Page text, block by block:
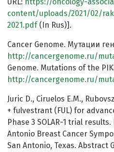
URL: https://oncology-
content/uploads/2021/02/
2021.pdf(In Rus)].
Cancer Genome. Мутации
http://cancergenome.ru/
Genome. Mutations of the
http://cancergenome.ru/
Juric D., Ciruelos E.M.,
+ fulvestrant (FUL) for
Phase 3 SOLAR-1 trial
Antonio Breast Cancer
San Antonio, Texas. Abstract